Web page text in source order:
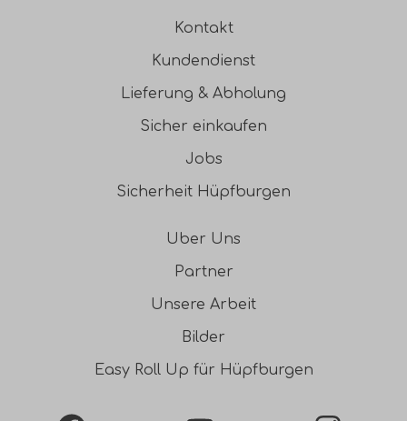
Kontakt
Kundendienst
Lieferung & Abholung
Sicher einkaufen
Jobs
Sicherheit Hüpfburgen
Uber Uns
Partner
Unsere Arbeit
Bilder
Easy Roll Up für Hüpfburgen